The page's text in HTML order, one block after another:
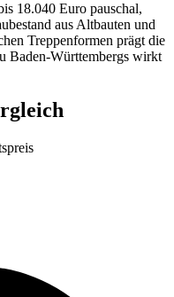
18.040 Euro pauschal,
aus Altbauten und
Treppenformen prägt die
Baden-Württembergs wirkt